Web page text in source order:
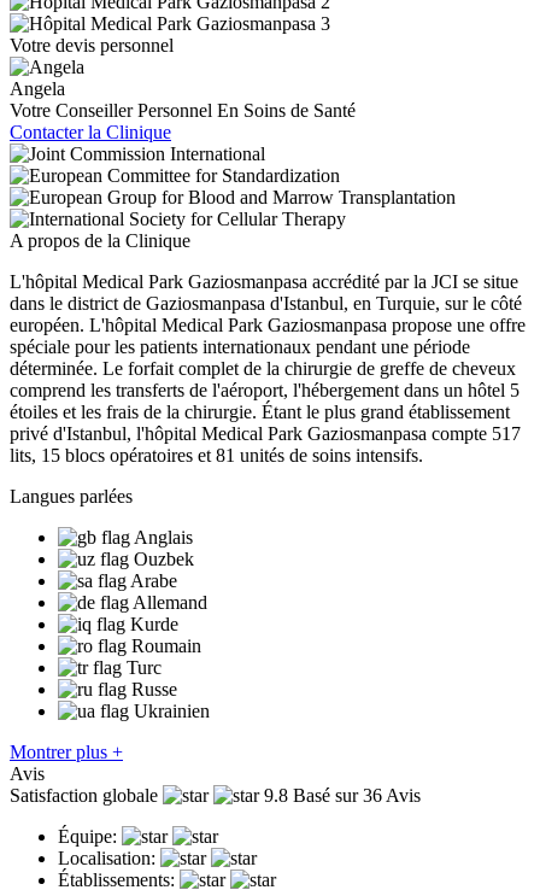
Votre devis personnel
Angela
Votre Conseiller Personnel En Soins de Santé
Contacter la Clinique
A propos de la Clinique
L'hôpital Medical Park Gaziosmanpasa accrédité par la JCI se situe
dans le district de Gaziosmanpasa d'Istanbul, en Turquie, sur le côté
européen. L'hôpital Medical Park Gaziosmanpasa propose une offre
spéciale pour les patients internationaux pendant une période
déterminée. Le forfait complet de la chirurgie de greffe de cheveux
comprend les transferts de l'aéroport, l'hébergement dans un hôtel 5
étoiles et les frais de la chirurgie. Étant le plus grand établissement
privé d'Istanbul, l'hôpital Medical Park Gaziosmanpasa compte 517
lits, 15 blocs opératoires et 81 unités de soins intensifs.
Langues parlées
Anglais
Ouzbek
Arabe
Allemand
Kurde
Roumain
Turc
Russe
Ukrainien
Montrer plus +
Avis
Satisfaction globale
9.8 Basé sur 36 Avis
Équipe:
Localisation:
Établissements: